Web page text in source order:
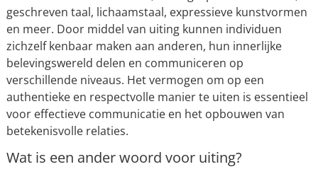
geschreven taal, lichaamstaal, expressieve kunstvormen
en meer. Door middel van uiting kunnen individuen
zichzelf kenbaar maken aan anderen, hun innerlijke
belevingswereld delen en communiceren op
verschillende niveaus. Het vermogen om op een
authentieke en respectvolle manier te uiten is essentieel
voor effectieve communicatie en het opbouwen van
betekenisvolle relaties.
Wat is een ander woord voor uiting?